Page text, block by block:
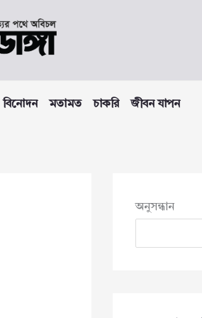
বিনোদন মতামত চাকরি জীবন যাপন
অনুসন্ধান